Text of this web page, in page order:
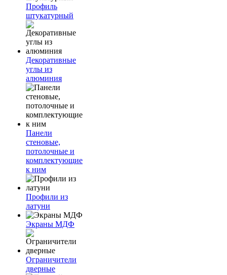
Профиль
штукатурный
Декоративные
углы из
алюминия
Панели
стеновые,
потолочные и
комплектующие
к ним
Профили из
латуни
Экраны МДФ
Ограничители
дверные